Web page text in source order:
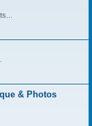
& Photos